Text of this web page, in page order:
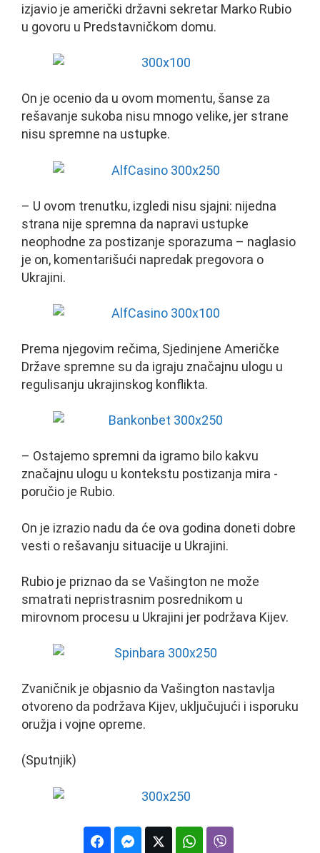
izjavio je američki državni sekretar Marko Rubio
u govoru u Predstavničkom domu.
On je ocenio da u ovom momentu, šanse za
rešavanje sukoba nisu mnogo velike, jer strane
nisu spremne na ustupke.
– U ovom trenutku, izgledi nisu sjajni: nijedna
strana nije spremna da napravi ustupke
neophodne za postizanje sporazuma – naglasio
je on, komentarišući napredak pregovora o
Ukrajini.
Prema njegovim rečima, Sjedinjene Američke
Države spremne su da igraju značajnu ulogu u
regulisanju ukrajinskog konflikta.
– Ostajemo spremni da igramo bilo kakvu
značajnu ulogu u kontekstu postizanja mira -
poručio je Rubio.
On je izrazio nadu da će ova godina doneti dobre
vesti o rešavanju situacije u Ukrajini.
Rubio je priznao da se Vašington ne može
smatrati nepristrasnim posrednikom u
mirovnom procesu u Ukrajini jer podržava Kijev.
Zvaničnik je objasnio da Vašington nastavlja
otvoreno da podržava Kijev, uključujući i isporuku
oružja i vojne opreme.
(Sputnjik)